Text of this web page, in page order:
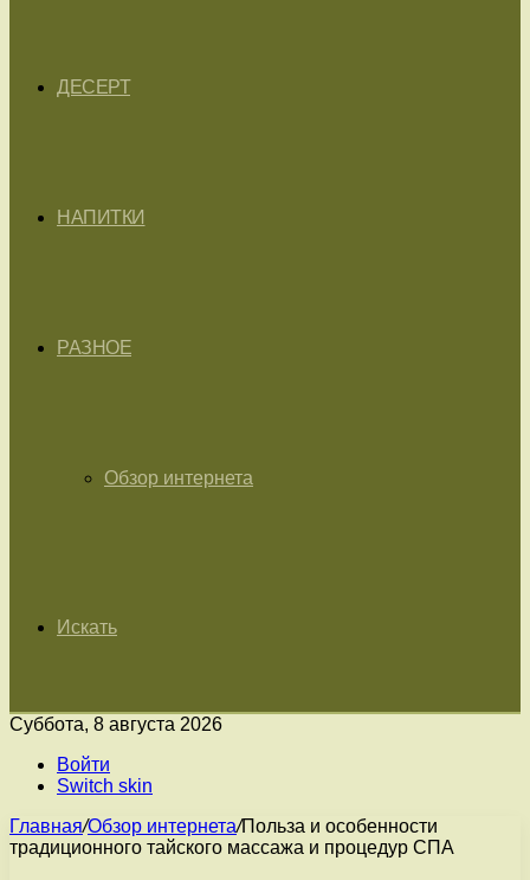
ДЕСЕРТ
НАПИТКИ
РАЗНОЕ
Обзор интернета
Искать
Суббота, 8 августа 2026
Войти
Switch skin
Главная/Обзор интернета/Польза и особенности
традиционного тайского массажа и процедур СПА